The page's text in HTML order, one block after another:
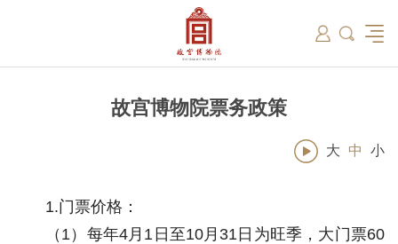
国际博协培训中心
数字多宝阁故宫博物院院刊
故宫博物院票务政策
大 中 小
1.门票价格：
（1）每年4月1日至10月31日为旺季，大门票60